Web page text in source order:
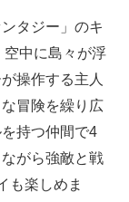
タジー」のキ
空中に島々が浮
操作する主人
冒険を繰り広
持つ仲間で4
がら強敵と戦
も楽しめま